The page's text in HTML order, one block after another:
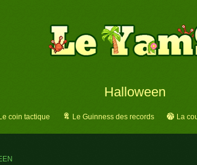
Halloween
Le coin tactique Le Guinness des records La